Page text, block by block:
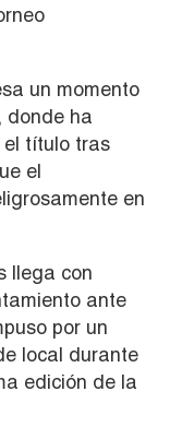
un momento
donde ha
el título tras
el
en
llega con
ante
por un
local durante
edición de la